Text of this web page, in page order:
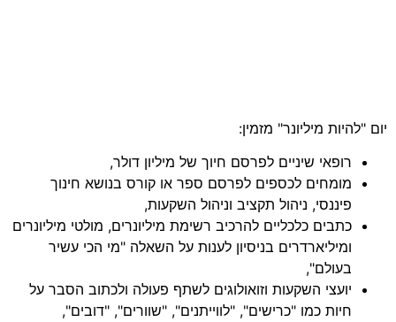
יום "להיות מיליונר" מזמין:
רופאי שיניים לפרסם חיוך של מיליון דולר,
מומחים לכספים לפרסם ספר או קורס בנושא חינוך
פיננסי, ניהול תקציב וניהול השקעות,
כתבים כלכליים להרכיב רשימת מיליונרים, מולטי מיליונרים
ומיליארדרים בניסיון לענות על השאלה "מי הכי עשיר
בעולם",
יועצי השקעות וזואולוגים לשתף פעולה ולכתוב הסבר על
חיות כמו "כרישים", "לווייתנים", "שוורים", "דובים",